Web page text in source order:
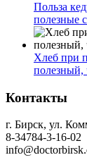
Польза
полезные
Хлеб при
полезный,
Контакты
г. Бирск, ул.
8-34784-3-16-02